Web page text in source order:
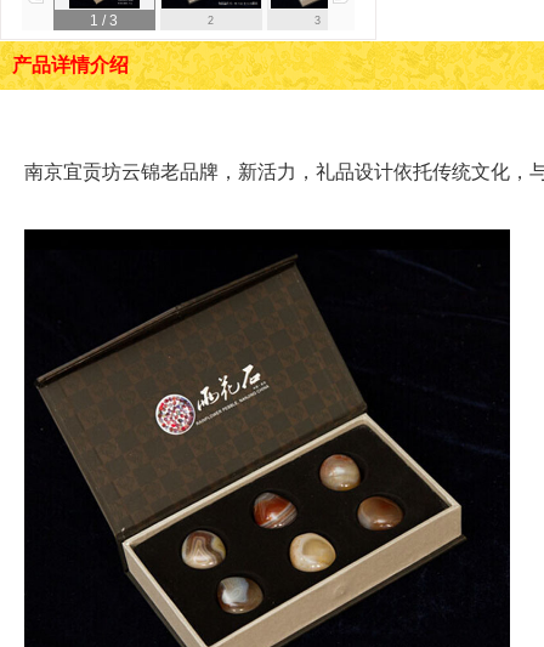
1 / 3 2 3
产品详情介绍
南京宜贡坊云锦老品牌，新活力，礼品设计依托传统文化，